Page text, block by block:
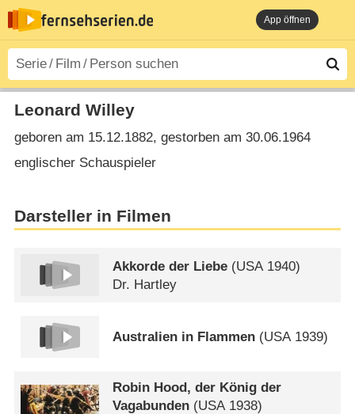
App öffnen
Leonard Willey
geboren am 15.12.1882, gestorben am 30.06.1964
englischer Schauspieler
Darsteller in Filmen
Akkorde der Liebe (USA 1940)
Dr. Hartley
Australien in Flammen (USA1939)
Robin Hood, der König der
Vagabunden (USA 1938)